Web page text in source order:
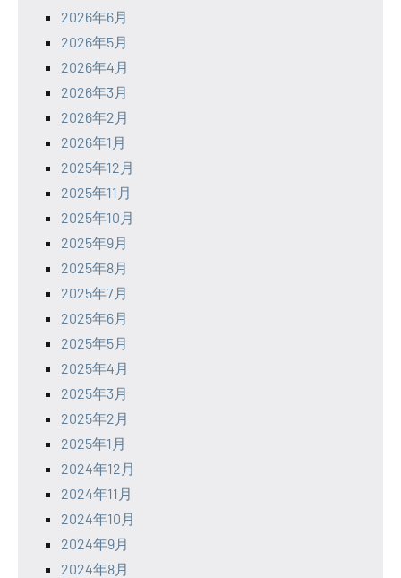
2026年6月
2026年5月
2026年4月
2026年3月
2026年2月
2026年1月
2025年12月
2025年11月
2025年10月
2025年9月
2025年8月
2025年7月
2025年6月
2025年5月
2025年4月
2025年3月
2025年2月
2025年1月
2024年12月
2024年11月
2024年10月
2024年9月
2024年8月